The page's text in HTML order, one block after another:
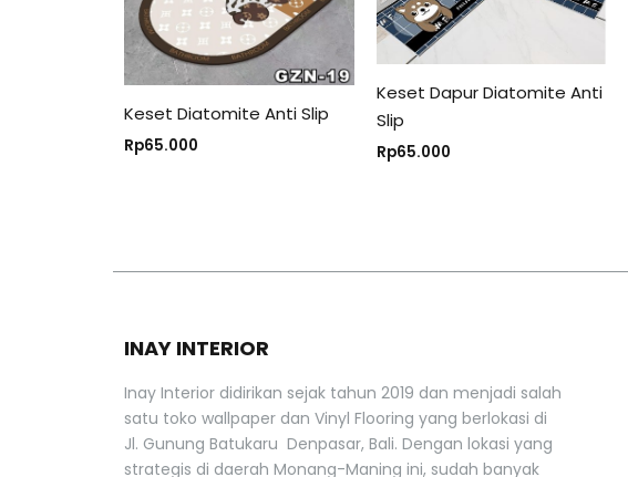
Keset Diatomite Anti Slip
Rp65.000
Keset Dapur Diatomite Anti
Slip
Rp65.000
INAY INTERIOR
Inay Interior didirikan sejak tahun 2019 dan menjadi salah
satu toko wallpaper dan Vinyl Flooring yang berlokasi di
Jl. Gunung Batukaru Denpasar, Bali. Dengan lokasi yang
strategis di daerah Monang-Maning ini, sudah banyak